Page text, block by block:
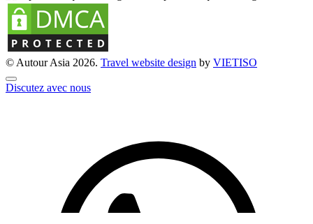
© Autour Asia 2026. Travel website design by VIETISO
Discutez avec nous